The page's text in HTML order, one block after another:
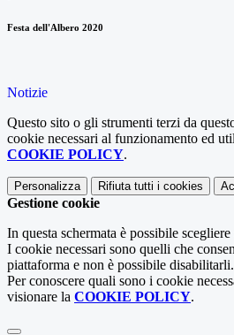
Festa dell'Albero 2020
Notizie
Questo sito o gli strumenti terzi da
cookie necessari al funzionamento ed
COOKIE POLICY.
Personalizza Rifiuta tutti i cookies
Gestione cookie
In questa schermata è possibile
I cookie necessari sono quelli che
piattaforma e non è possibile disabilitarli.
Per conoscere quali sono i cookie
visionare la COOKIE POLICY.